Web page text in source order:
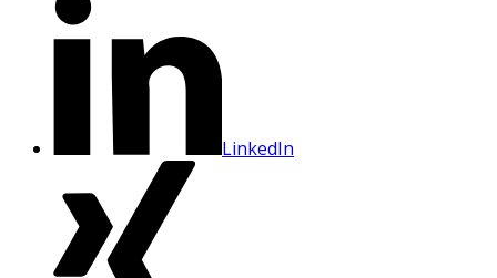
LinkedIn